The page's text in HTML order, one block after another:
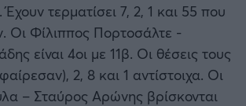
τερματίσει 7, 2, 1 και 55 που
Οι Φίλιππος Πορτοσάλτε -
είναι 4οι με 11β. Οι θέσεις τους
2, 8 και 1 αντίστοιχα. Οι
– Σταύρος Αρώνης βρίσκονται